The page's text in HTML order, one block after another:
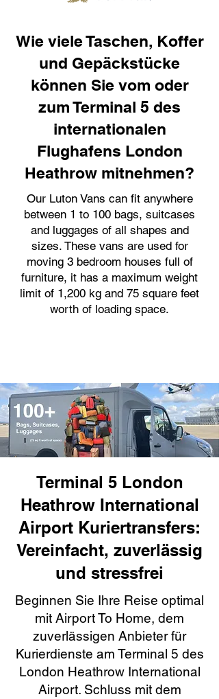
Wie viele Taschen, Koffer
und Gepäckstücke
können Sie vom oder
zum Terminal 5 des
internationalen
Flughafens London
Heathrow mitnehmen?
Our Luton Vans can fit anywhere
between 1 to 100 bags, suitcases
and luggages of all shapes and
sizes. These vans are used for
moving 3 bedroom houses full of
furniture, it has a maximum weight
limit of 1,200 kg and 75 square feet
worth of loading space.
Terminal 5 London
Heathrow International
Airport Kuriertransfers:
Vereinfacht, zuverlässig
und stressfrei
Beginnen Sie Ihre Reise optimal
mit Airport To Home, dem
zuverlässigen Anbieter für
Kurierdienste am Terminal 5 des
London Heathrow International
Airport. Schluss mit dem